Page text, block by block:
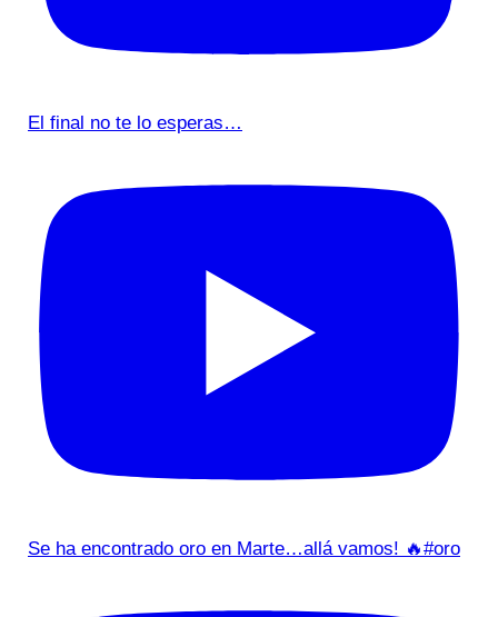
El final no te lo esperas…
Se ha encontrado oro en Marte…allá vamos! 🔥#oro